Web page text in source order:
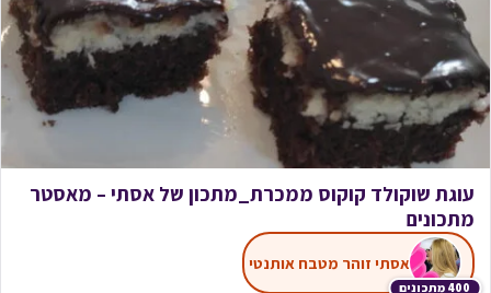
עוגת שוקולד קוקוס ממכרת_מתכון של אסתי – מאסטר
מתכונים
400 מתכונים
אסתי זוהר מטבח אותנטי